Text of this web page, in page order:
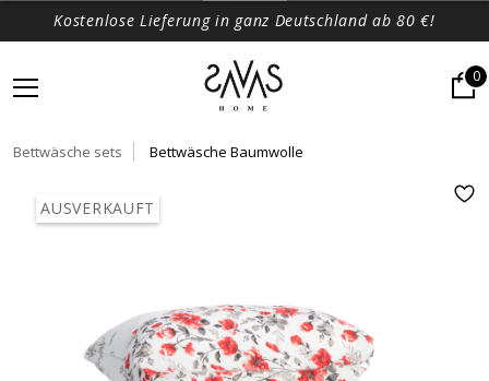
Kostenlose Lieferung in ganz Deutschland ab 80 €!
0
Bettwäsche sets Bettwäsche Baumwolle
AUSVERKAUFT